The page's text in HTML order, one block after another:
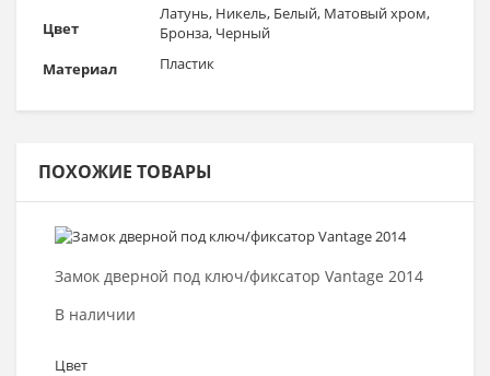
Цвет
Латунь, Никель, Белый, Матовый хром,
Бронза, Черный
Материал
Пластик
ПОХОЖИЕ ТОВАРЫ
Замок дверной под ключ/фиксатор Vantage 2014
В наличии
Цвет
Выбрать >